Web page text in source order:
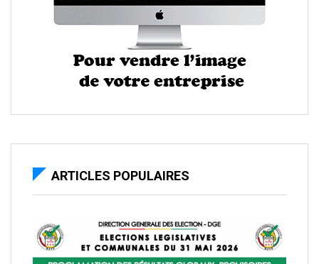
ARTICLES POPULAIRES